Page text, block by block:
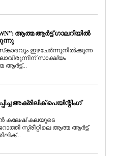
ആത്മ ആർട്ട് ഗാലറിയിൽ
ഇഴചേർന്നുനിൽക്കുന്ന
സാക്ഷ്യം
അക്രിലിക് പെയിന്റിംഗ്
കലേഷ് കലയുടെ
സ്ട്രീറ്റിലെ ആത്മ ആർട്ട്